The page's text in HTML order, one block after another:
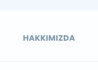
HAKKIMIZDA